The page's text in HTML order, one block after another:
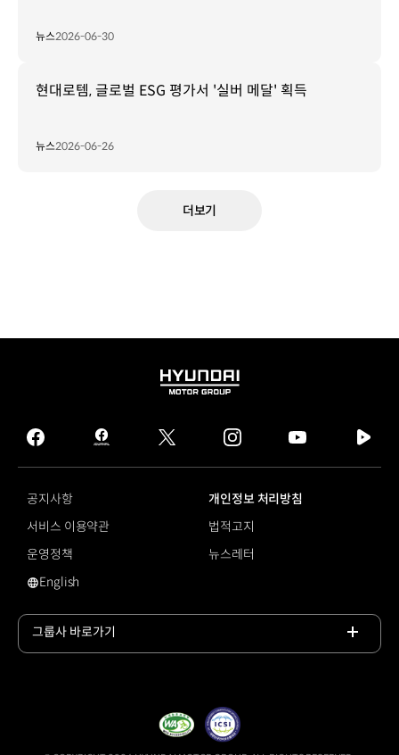
뉴스2026-06-30
현대로템, 글로벌 ESG 평가서 '실버 메달' 획득
뉴스2026-06-26
더보기
HYUNDAI
GROUP
facebook
hmg
journal
twitter instagram
tv
공지사항
개인정보 처리방침
서비스 이용약관
법적고지
운영정책
뉴스레터
현대로템
English
그룹사 바로가기